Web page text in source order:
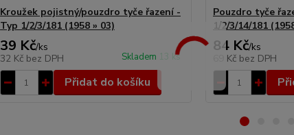
Kroužek pojistný/pouzdro tyče řazení -
Typ 1/2/3/181 (1958 » 03)
39 Kč/ks
32 Kč bez DPH Skladem 13 ks
Přidat do košíku
Pouzdro tyče
1/2/3/14/181
84 Kč/ks
69 Kč bez DPH